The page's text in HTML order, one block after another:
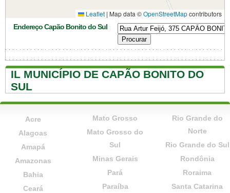
Leaflet | Map data ©OpenStreetMapcontributors
Endereço Capão Bonito do Sul
IL MUNICÍPIO DE CAPÃO BONITO DO
SUL
Acre
Alagoas
Amapá
Amazonas
Bahia
Ceará
Mato Grosso
Mato Grosso do
Sul
Minas Gerais
Pará
Paraíba
Rio Grande do
Norte
Rio Grande do Sul
Rondônia
Roraima
Santa Catarina